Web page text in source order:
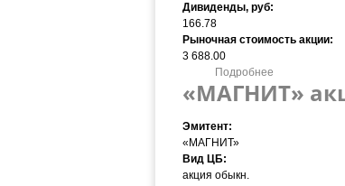
Дивиденды, руб:
166.78
Рыночная стоимость акции:
3 688.00
Подробнее
«МАГНИТ»
Эмитент:
«МАГНИТ»
Вид ЦБ:
акция обыкн.